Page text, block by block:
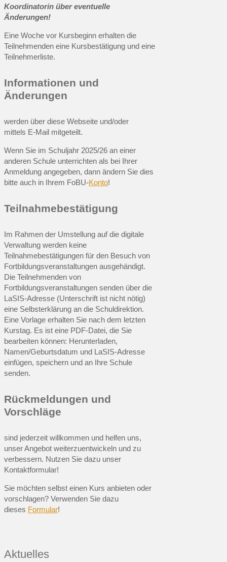
Koordinatorin über eventuelle
Änderungen!
Eine Woche vor Kursbeginn erhalten die
Teilnehmenden eine Kursbestätigung und eine
Teilnehmerliste.
Informationen und
Änderungen
werden über diese Webseite und/oder
mittels E-Mail mitgeteilt.
Wenn Sie im Schuljahr 2025/26 an einer
anderen Schule unterrichten als bei Ihrer
Anmeldung angegeben, dann ändern Sie dies
bitte auch in Ihrem FoBU-Konto!
Teilnahmebestätigung
Im Rahmen der Umstellung auf die digitale
Verwaltung werden keine
Teilnahmebestätigungen für den Besuch von
Fortbildungsveranstaltungen ausgehändigt.
Die Teilnehmenden von
Fortbildungsveranstaltungen senden über die
LaSIS-Adresse (Unterschrift ist nicht nötig)
eine Selbsterklärung an die Schuldirektion.
Eine Vorlage erhalten Sie nach dem letzten
Kurstag. Es ist eine PDF-Datei, die Sie
bearbeiten können: Herunterladen,
Namen/Geburtsdatum und LaSIS-Adresse
einfügen, speichern und an Ihre Schule
senden.
Rückmeldungen und
Vorschläge
sind jederzeit willkommen und helfen uns,
unser Angebot weiterzuentwickeln und zu
verbessern. Nutzen Sie dazu unser
Kontaktformular!
Sie möchten selbst einen Kurs anbieten oder
vorschlagen? Verwenden Sie dazu
dieses Formular!
Aktuelles